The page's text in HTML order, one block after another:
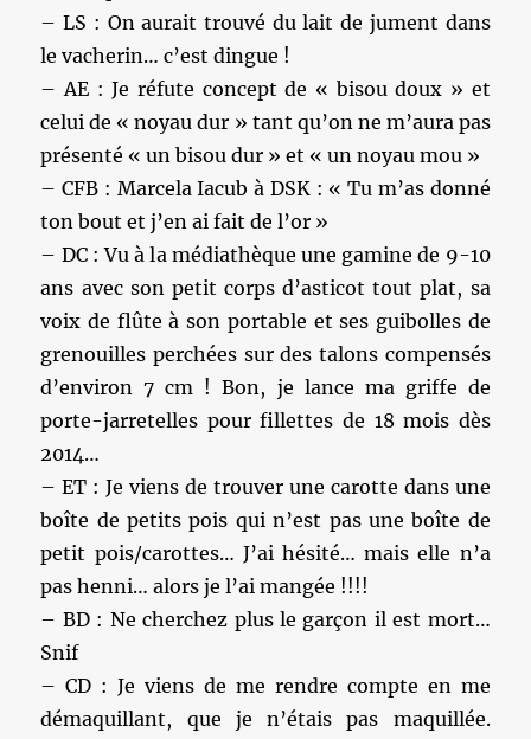
– LS : On aurait trouvé du lait de jument dans
le vacherin… c’est dingue !
– AE : Je réfute concept de « bisou doux » et
celui de « noyau dur » tant qu’on ne m’aura pas
présenté « un bisou dur » et « un noyau mou »
– CFB : Marcela Iacub à DSK : « Tu m’as donné
ton bout et j’en ai fait de l’or »
– DC : Vu à la médiathèque une gamine de 9-10
ans avec son petit corps d’asticot tout plat, sa
voix de flûte à son portable et ses guibolles de
grenouilles perchées sur des talons compensés
d’environ 7 cm ! Bon, je lance ma griffe de
porte-jarretelles pour fillettes de 18 mois dès
2014…
– ET : Je viens de trouver une carotte dans une
boîte de petits pois qui n’est pas une boîte de
petit pois/carottes… J’ai hésité… mais elle n’a
pas henni… alors je l’ai mangée !!!!
– BD : Ne cherchez plus le garçon il est mort…
Snif
– CD : Je viens de me rendre compte en me
démaquillant, que je n’étais pas maquillée.